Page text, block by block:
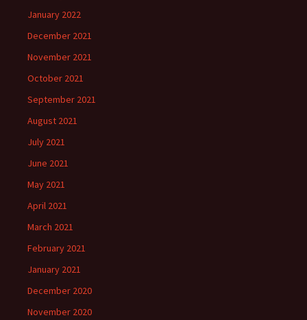
January 2022
December 2021
November 2021
October 2021
September 2021
August 2021
July 2021
June 2021
May 2021
April 2021
March 2021
February 2021
January 2021
December 2020
November 2020